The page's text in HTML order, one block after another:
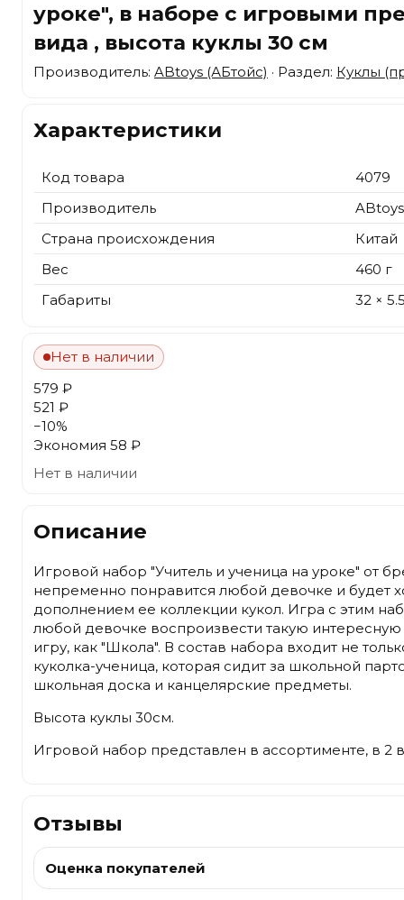
уроке", в наборе с игровыми
вида , высота куклы 30 см
Производитель: ABtoys (АБтойс) · Раздел: Куклы
Характеристики
Код товара
4079
Производитель
Страна происхождения
Китай
Вес
460 г
Габариты
32 ×
Нет в наличии
579 ₽
521 ₽
−10%
Экономия 58 ₽
Нет в наличии
Описание
Игровой набор "Учитель и ученица на уроке" от
непременно понравится любой девочке и будет
дополнением ее коллекции кукол. Игра с этим
любой девочке воспроизвести такую
игру, как "Школа". В состав набора входит не
куколка-ученица, которая сидит за школьной
школьная доска и канцелярские предметы.
Высота куклы 30см.
Игровой набор представлен в ассортименте, в 2
Отзывы
Оценка покупателей